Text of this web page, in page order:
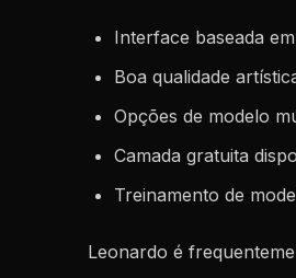
Interface baseada
Boa qualidade
Opções de modelo
Camada gratuita
Treinamento de
Leonardo é